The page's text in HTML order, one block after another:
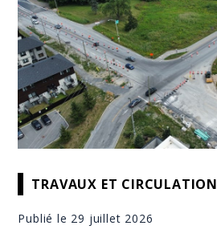
TRAVAUX ET CIRCULATION
Publié le 29 juillet 2026